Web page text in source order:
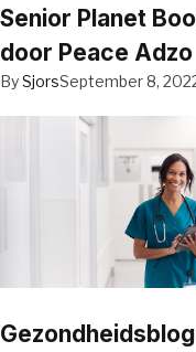
Senior Planet
door Peace
BySjorsSeptember 8,